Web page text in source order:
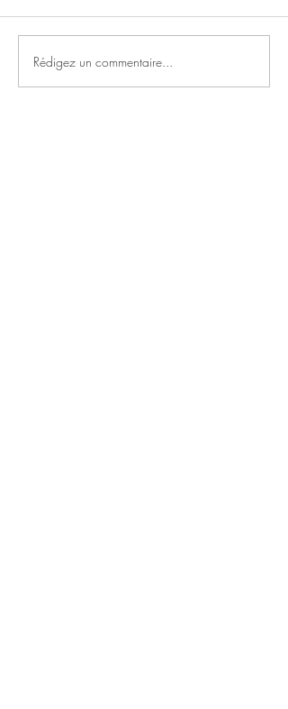
accompagnée et...
Rédigez un commentaire...